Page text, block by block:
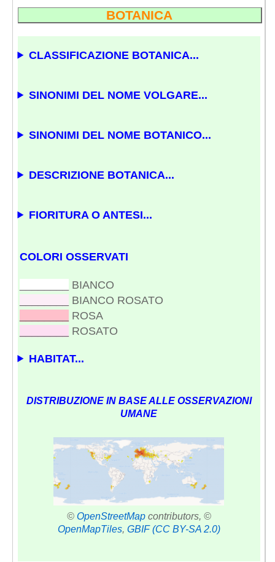
BOTANICA
CLASSIFICAZIONE BOTANICA...
SINONIMI DEL NOME VOLGARE...
SINONIMI DEL NOME BOTANICO...
DESCRIZIONE BOTANICA...
FIORITURA O ANTESI...
COLORI OSSERVATI
BIANCO
BIANCO ROSATO
ROSA
ROSATO
HABITAT...
DISTRIBUZIONE IN BASE ALLE OSSERVAZIONI
UMANE
© OpenStreetMapcontributors, ©
OpenMapTiles, GBIF (CC BY-SA 2.0)